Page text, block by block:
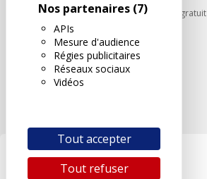
Nos partenaires (7)
APIs
Mesure d'audience
Régies publicitaires
Réseaux sociaux
Vidéos
Tout accepter
Tout refuser
Rappel contrôle technique gratuit
Partenariats/Remises
Liens utiles
Contact
Plan du site